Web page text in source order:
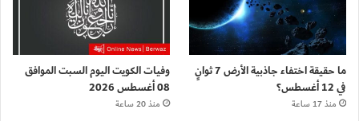
ما حقيقة اختفاء جاذبية الأرض 7 ثوانٍ
في 12 أغسطس؟
منذ 17 ساعة
وفيات الكويت اليوم السبت الموافق
08 أغسطس 2026
منذ 20 ساعة